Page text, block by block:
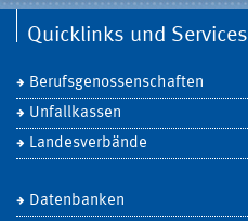
Quicklinks und Services
Berufsgenossenschaften
Unfallkassen
Landesverbände
Datenbanken